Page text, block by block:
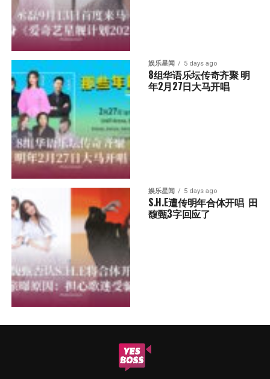
娱乐星闻 5 days ago
8组华语乐坛传奇⻬聚 明
年2月27日大马开唱
娱乐星闻 5 days ago
S.H.E遭传明年合体开唱  田
馥甄3字回应了